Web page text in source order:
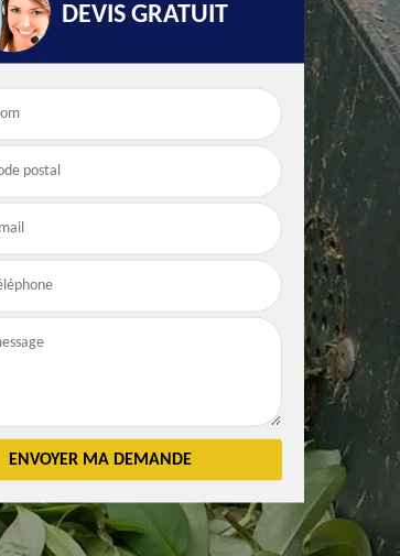
Débarras
d'appartement 83
Débarras de grenier et
cave 83
DEVIS GRATUIT